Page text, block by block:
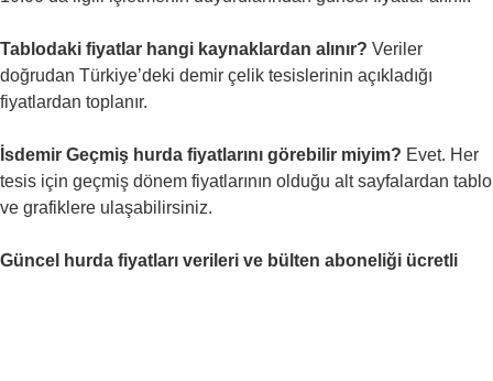
Tablodaki fiyatlar hangi kaynaklardan alınır? Veriler
doğrudan Türkiye’deki demir çelik tesislerinin açıkladığı
fiyatlardan toplanır.
İsdemir Geçmiş hurda fiyatlarını görebilir miyim? Evet. Her
tesis için geçmiş dönem fiyatlarının olduğu alt sayfalardan tablo
ve grafiklere ulaşabilirsiniz.
Güncel hurda fiyatları verileri ve bülten aboneliği ücretli